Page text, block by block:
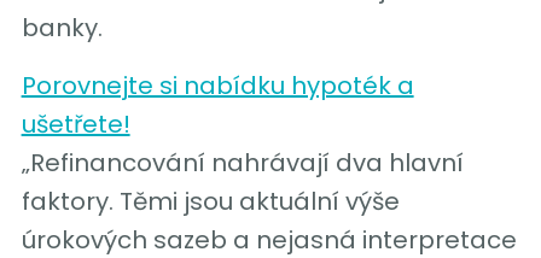
banky.
Porovnejte si nabídku hypoték a
ušetřete!
„Refinancování nahrávají dva hlavní
faktory. Těmi jsou aktuální výše
úrokových sazeb a nejasná interpretace